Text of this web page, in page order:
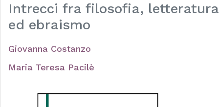
Intrecci fra filosofia, letteratura
ed ebraismo
Giovanna Costanzo
Maria Teresa Pacilè